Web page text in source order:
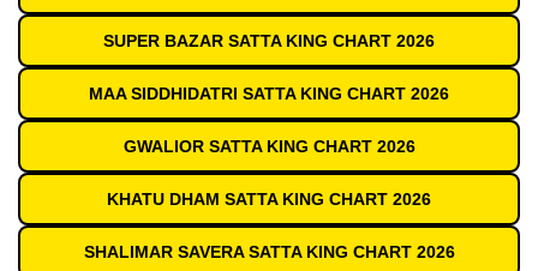
SUPER BAZAR SATTA KING CHART 2026
MAA SIDDHIDATRI SATTA KING CHART 2026
GWALIOR SATTA KING CHART 2026
KHATU DHAM SATTA KING CHART 2026
SHALIMAR SAVERA SATTA KING CHART 2026